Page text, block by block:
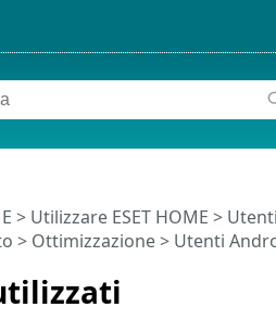
> Utilizzare ESET HOME > Utenti
> Ottimizzazione> Utenti